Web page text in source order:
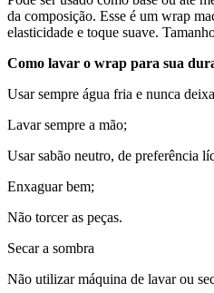
da composição. Esse é um wrap
elasticidade e toque suave.
Como lavar o wrap para sua
Usar sempre água fria e nunca
Lavar sempre a mão;
Usar sabão neutro, de preferência
Enxaguar bem;
Não torcer as peças.
Secar a sombra
Não utilizar máquina de lavar ou